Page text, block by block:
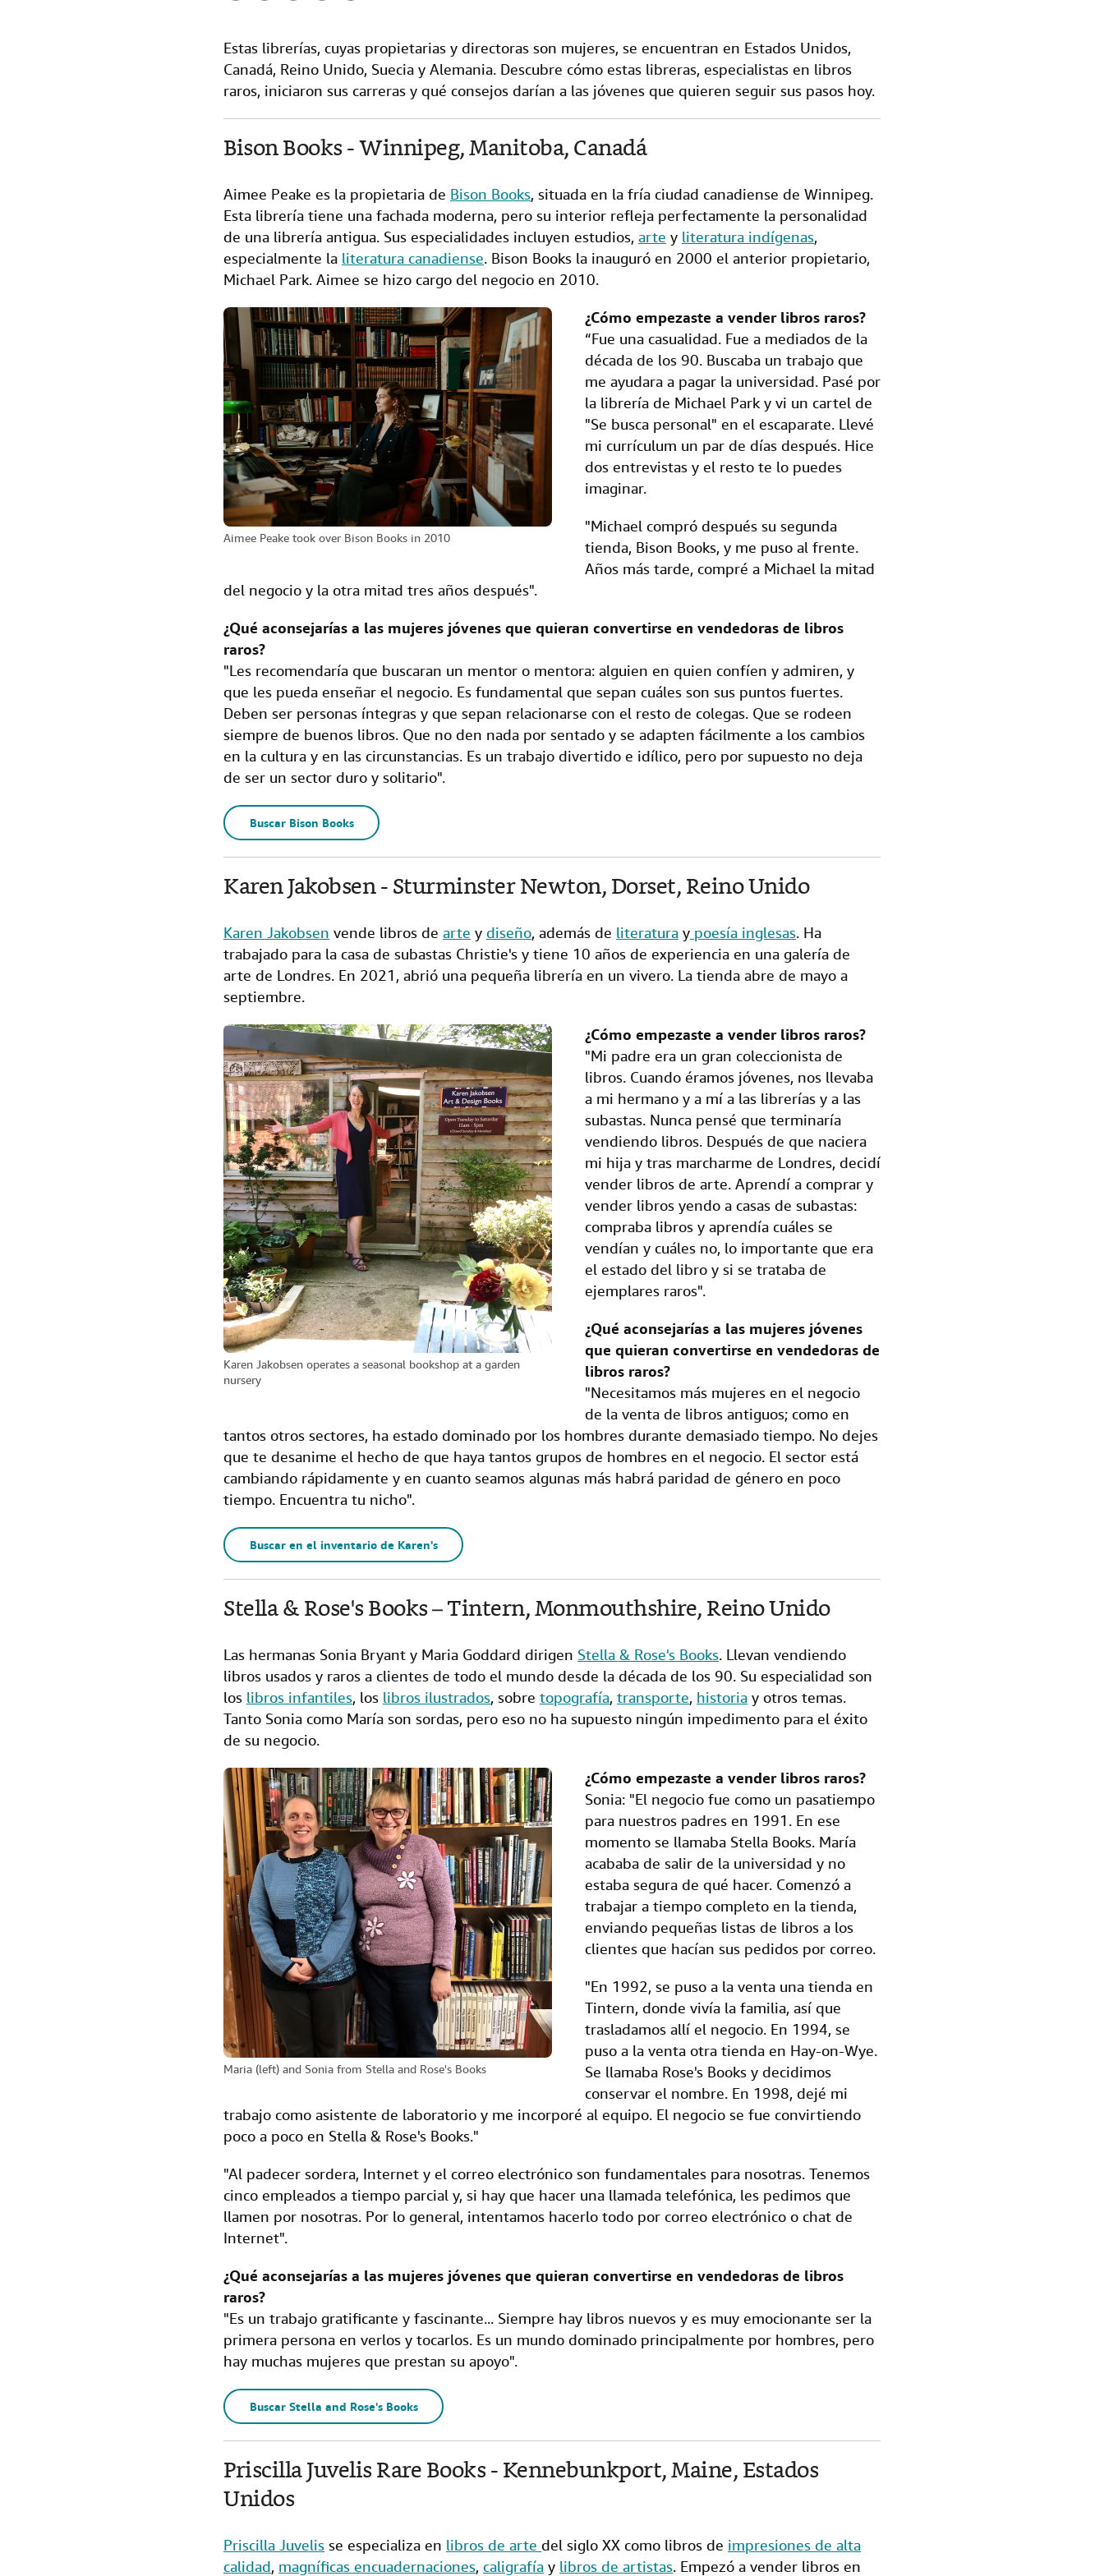
o
.
c
e
o
k
t
r
n
k
I
i
n
t
Estas librerías, cuyas propietarias y directoras son mujeres, se encuentran en Estados Unidos,
Canadá, Reino Unido, Suecia y Alemania. Descubre cómo estas libreras, especialistas en libros
raros, iniciaron sus carreras y qué consejos darían a las jóvenes que quieren seguir sus pasos hoy.
Bison Books - Winnipeg, Manitoba, Canadá
Aimee Peake es la propietaria de Bison Books, situada en la fría ciudad canadiense de Winnipeg.
Esta librería tiene una fachada moderna, pero su interior refleja perfectamente la personalidad
de una librería antigua. Sus especialidades incluyen estudios, arte y literatura indígenas,
especialmente la literatura canadiense. Bison Books la inauguró en 2000 el anterior propietario,
Michael Park. Aimee se hizo cargo del negocio en 2010.
Aimee Peake took over Bison Books in 2010
¿Cómo empezaste a vender libros raros?
“Fue una casualidad. Fue a mediados de la
década de los 90. Buscaba un trabajo que
me ayudara a pagar la universidad. Pasé por
la librería de Michael Park y vi un cartel de
"Se busca personal" en el escaparate. Llevé
mi currículum un par de días después. Hice
dos entrevistas y el resto te lo puedes
imaginar.
"Michael compró después su segunda
tienda, Bison Books, y me puso al frente.
Años más tarde, compré a Michael la mitad
del negocio y la otra mitad tres años después".
¿Qué aconsejarías a las mujeres jóvenes que quieran convertirse en vendedoras de libros
raros?
"Les recomendaría que buscaran un mentor o mentora: alguien en quien confíen y admiren, y
que les pueda enseñar el negocio. Es fundamental que sepan cuáles son sus puntos fuertes.
Deben ser personas íntegras y que sepan relacionarse con el resto de colegas. Que se rodeen
siempre de buenos libros. Que no den nada por sentado y se adapten fácilmente a los cambios
en la cultura y en las circunstancias. Es un trabajo divertido e idílico, pero por supuesto no deja
de ser un sector duro y solitario".
Buscar Bison Books
Karen Jakobsen - Sturminster Newton, Dorset, Reino Unido
Karen Jakobsen vende libros de arte y diseño, además de literatura y poesía inglesas. Ha
trabajado para la casa de subastas Christie's y tiene 10 años de experiencia en una galería de
arte de Londres. En 2021, abrió una pequeña librería en un vivero. La tienda abre de mayo a
septiembre.
Karen Jakobsen operates a seasonal bookshop at a garden
nursery
¿Cómo empezaste a vender libros raros?
"Mi padre era un gran coleccionista de
libros. Cuando éramos jóvenes, nos llevaba
a mi hermano y a mí a las librerías y a las
subastas. Nunca pensé que terminaría
vendiendo libros. Después de que naciera
mi hija y tras marcharme de Londres, decidí
vender libros de arte. Aprendí a comprar y
vender libros yendo a casas de subastas:
compraba libros y aprendía cuáles se
vendían y cuáles no, lo importante que era
el estado del libro y si se trataba de
ejemplares raros".
¿Qué aconsejarías a las mujeres jóvenes
que quieran convertirse en vendedoras de
libros raros?
"Necesitamos más mujeres en el negocio
de la venta de libros antiguos; como en
tantos otros sectores, ha estado dominado por los hombres durante demasiado tiempo. No dejes
que te desanime el hecho de que haya tantos grupos de hombres en el negocio. El sector está
cambiando rápidamente y en cuanto seamos algunas más habrá paridad de género en poco
tiempo. Encuentra tu nicho".
Buscar en el inventario de Karen's
Stella & Rose's Books – Tintern, Monmouthshire, Reino Unido
Las hermanas Sonia Bryant y Maria Goddard dirigen Stella & Rose's Books. Llevan vendiendo
libros usados y raros a clientes de todo el mundo desde la década de los 90. Su especialidad son
los libros infantiles, los libros ilustrados, sobre topografía, transporte, historia y otros temas.
Tanto Sonia como María son sordas, pero eso no ha supuesto ningún impedimento para el éxito
de su negocio.
Maria (left) and Sonia from Stella and Rose's Books
¿Cómo empezaste a vender libros raros?
Sonia: "El negocio fue como un pasatiempo
para nuestros padres en 1991. En ese
momento se llamaba Stella Books. María
acababa de salir de la universidad y no
estaba segura de qué hacer. Comenzó a
trabajar a tiempo completo en la tienda,
enviando pequeñas listas de libros a los
clientes que hacían sus pedidos por correo.
"En 1992, se puso a la venta una tienda en
Tintern, donde vivía la familia, así que
trasladamos allí el negocio. En 1994, se
puso a la venta otra tienda en Hay-on-Wye.
Se llamaba Rose's Books y decidimos
conservar el nombre. En 1998, dejé mi
trabajo como asistente de laboratorio y me incorporé al equipo. El negocio se fue convirtiendo
poco a poco en Stella & Rose's Books."
"Al padecer sordera, Internet y el correo electrónico son fundamentales para nosotras. Tenemos
cinco empleados a tiempo parcial y, si hay que hacer una llamada telefónica, les pedimos que
llamen por nosotras. Por lo general, intentamos hacerlo todo por correo electrónico o chat de
Internet".
¿Qué aconsejarías a las mujeres jóvenes que quieran convertirse en vendedoras de libros
raros?
"Es un trabajo gratificante y fascinante... Siempre hay libros nuevos y es muy emocionante ser la
primera persona en verlos y tocarlos. Es un mundo dominado principalmente por hombres, pero
hay muchas mujeres que prestan su apoyo".
Buscar Stella and Rose's Books
Priscilla Juvelis Rare Books - Kennebunkport, Maine, Estados
Unidos
Priscilla Juvelis se especializa en libros de arte del siglo XX como libros de impresiones de alta
calidad, magníficas encuadernaciones, caligrafía y libros de artistas. Empezó a vender libros en